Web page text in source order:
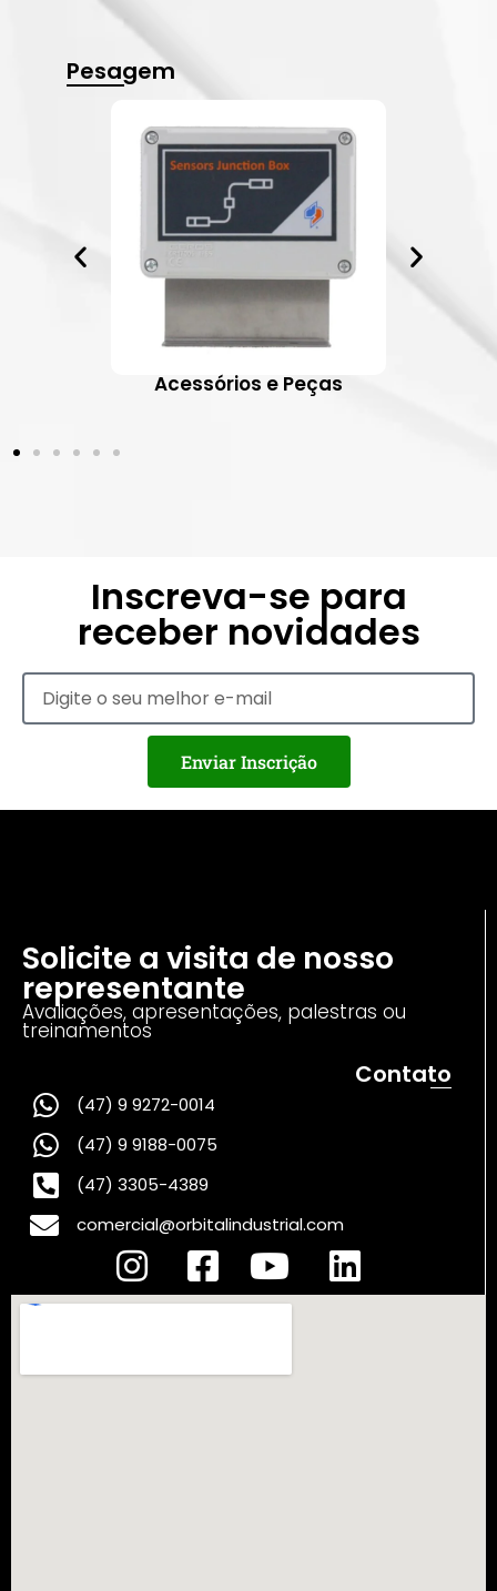
Pesagem
Acessórios e Peças
Inscreva-se para
receber novidades
Enviar Inscrição
Solicite a visita de nosso
representante
Avaliações, apresentações, palestras ou
treinamentos
Contato
(47) 9 9272-0014
(47) 9 9188-0075
(47) 3305-4389
comercial@orbitalindustrial.com